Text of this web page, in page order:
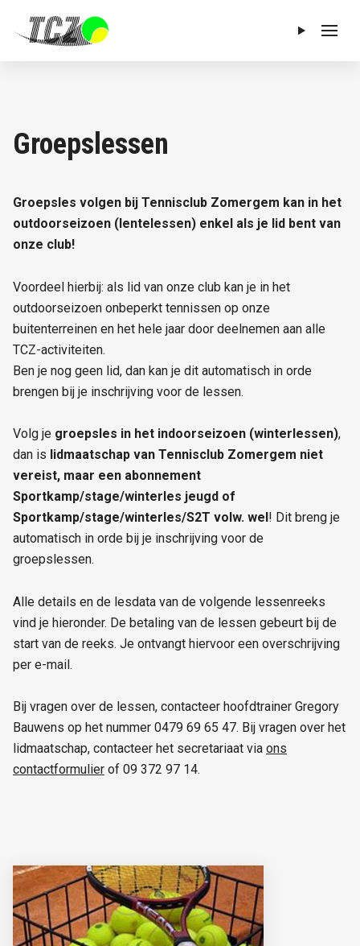
Menu
Groepslessen
Groepsles volgen bij Tennisclub Zomergem kan in het
outdoorseizoen (lentelessen) enkel als je lid bent van
onze club!
Voordeel hierbij: als lid van onze club kan je in het
outdoorseizoen onbeperkt tennissen op onze
buitenterreinen en het hele jaar door deelnemen aan alle
TCZ-activiteiten.
Ben je nog geen lid, dan kan je dit automatisch in orde
brengen bij je inschrijving voor de lessen.
Volg je groepsles in het indoorseizoen (winterlessen),
dan is lidmaatschap van Tennisclub Zomergem niet
vereist, maar een abonnement
Sportkamp/stage/winterles jeugd of
Sportkamp/stage/winterles/S2T volw. wel! Dit breng je
automatisch in orde bij je inschrijving voor de
groepslessen.
Alle details en de lesdata van de volgende lessenreeks
vind je hieronder. De betaling van de lessen gebeurt bij de
start van de reeks. Je ontvangt hiervoor een overschrijving
per e-mail.
Bij vragen over de lessen, contacteer hoofdtrainer Gregory
Bauwens op het nummer 0479 69 65 47. Bij vragen over het
lidmaatschap, contacteer het secretariaat via ons
contactformulier of 09 372 97 14.